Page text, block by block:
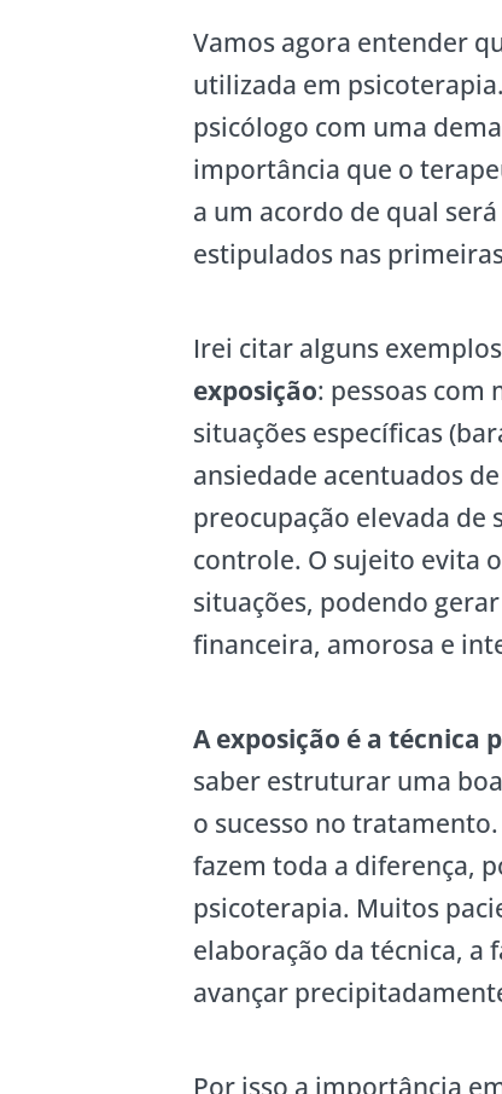
Vamos agora entender
utilizada em
psicólogo com uma
importância que o
a um acordo de qual
estipulados nas
Irei citar alguns
exposição: pessoas com
situações específicas
ansiedade acentuados
preocupação elevada
controle. O sujeito evita
situações, podendo
financeira, amorosa e
A exposição é a
saber estruturar uma
o sucesso no
fazem toda a diferença,
psicoterapia. Muitos
elaboração da técnica, a
avançar
Por isso a importância